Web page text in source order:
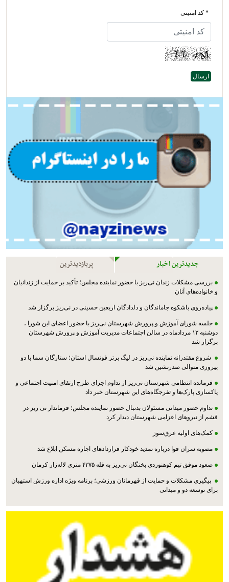
* کد امنیتی
جدیدترین اخبار پربازدیدترین
بررسی مشکلات زندان نی‌ریز با حضور نماینده مجلس؛ تأکید بر حمایت از زندانیان
و خانواده‌های آنان
پیاده‌روی باشکوه جاماندگان و دلدادگان اربعین حسینی در نی‌ریز برگزار شد
جلسه شورای آموزش و پرورش شهرستان نی‌ریز با حضور اعضای این شورا ،
دوشنبه ۱۲ مردادماه در سالن اجتماعات مدیریت آموزش و پرورش شهرستان
برگزار شد
شروع مقتدرانه نماینده نی‌ریز در لیگ برتر فوتسال استان؛ ستارگان سما با دو
پیروزی متوالی صدرنشین شد
فرمانده انتظامی شهرستان نی‌ریز از تداوم اجرای طرح ارتقای امنیت اجتماعی و
پاکسازی پارک‌ها و تفرجگاه‌های این شهرستان خبر داد
تداوم حضور میدانی مسئولان بدنبال حضور نماینده مجلس؛ فرماندار نی ریز در
قشم از نیروهای اعزامی شهرستان دیدار کرد
کمک‌های اولیه عرق‌سوز
مصوبه سران قوا درباره تمدید خودکار قراردادهای اجاره مسکن ابلاغ شد
صعود موفق تیم کوهنوردی بختگان نی‌ریز به قله ۴۳۷۵ متری لاله‌زار کرمان
پیگیری مشکلات و حمایت از قهرمانان ورزشی؛ برنامه ویژه اداره ورزش استهبان
برای توسعه دو و میدانی